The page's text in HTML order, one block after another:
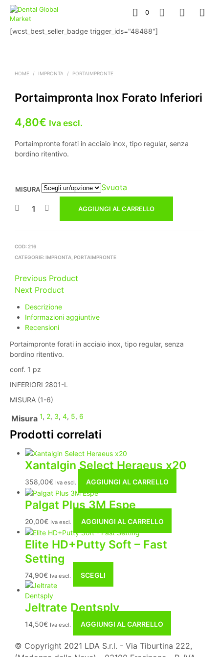
0
[wcst_best_seller_badge trigger_ids="48488"]
HOME / IMPRONTA / PORTAIMPRONTE
Portaimpronta Inox Forato Inferiori
4,80€ Iva escl.
Portaimpronte forati in acciaio inox, tipo regular, senza
bordino ritentivo.
MISURA Svuota
AGGIUNGI AL CARRELLO
COD: 216
CATEGORIE: IMPRONTA PORTAIMPRONTE
Previous Product
Next Product
Descrizione
Informazioni aggiuntive
Recensioni
Portaimpronte forati in acciaio inox, tipo regular, senza
bordino ritentivo.
conf. 1 pz
INFERIORI 2801-L
MISURA (1-6)
Misura 1, 2, 3, 4, 5, 6
Prodotti correlati
Xantalgin Select Heraeus x20
358,00€ Iva escl. AGGIUNGI AL CARRELLO
Palgat Plus 3M Espe
20,00€ Iva escl. AGGIUNGI AL CARRELLO
Elite HD+Putty Soft – Fast
Setting
74,90€ Iva escl. SCEGLI
prodotto
più
Le
opzioni
possono
Jeltrate Dentsply
14,50€ Iva escl. AGGIUNGI AL CARRELLO
© Copyright 2021 LDA S.r.l. - Via Tiburtina 222,